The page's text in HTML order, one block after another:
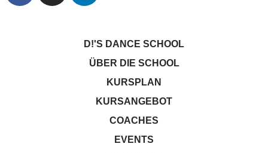
D!'S DANCE SCHOOL
ÜBER DIE SCHOOL
KURSPLAN
KURSANGEBOT
COACHES
EVENTS